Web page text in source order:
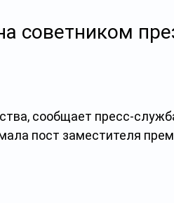
советником
сообщает пресс-
пост заместителя